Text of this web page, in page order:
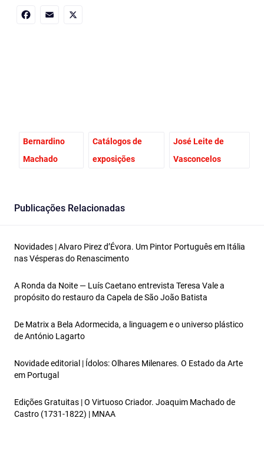
Bernardino
Machado
Catálogos de
exposições
José Leite de
Vasconcelos
Publicações Relacionadas
Novidades | Alvaro Pirez d’Évora. Um Pintor Português em Itália
nas Vésperas do Renascimento
A Ronda da Noite — Luís Caetano entrevista Teresa Vale a
propósito do restauro da Capela de São João Batista
De Matrix a Bela Adormecida, a linguagem e o universo plástico
de António Lagarto
Novidade editorial | Ídolos: Olhares Milenares. O Estado da Arte
em Portugal
Edições Gratuitas | O Virtuoso Criador. Joaquim Machado de
Castro (1731-1822) | MNAA